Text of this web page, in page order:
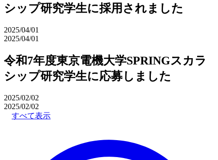
シップ研究学生に採用されました
2025/04/01
2025/04/01
令和7年度東京電機大学SPRINGスカラ
シップ研究学生に応募しました
2025/02/02
2025/02/02
すべて表示